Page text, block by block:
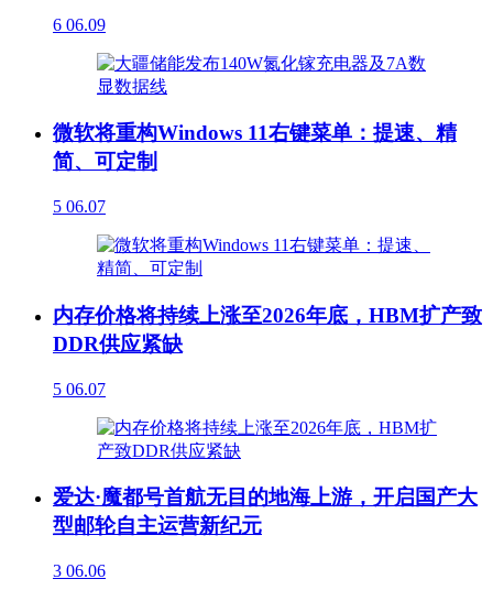
6 06.09
微软将重构Windows 11右键菜单：提速、精
简、可定制
5 06.07
内存价格将持续上涨至2026年底，HBM扩产致
DDR供应紧缺
5 06.07
爱达·魔都号首航无目的地海上游，开启国产大
型邮轮自主运营新纪元
3 06.06